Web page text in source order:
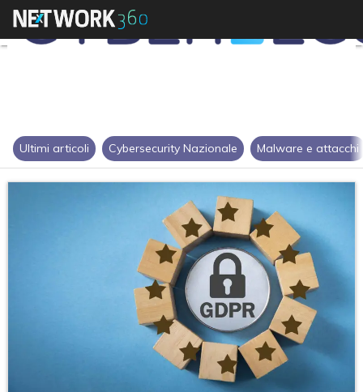
Ultimi articoli Cybersecurity Nazionale Malware e attacchi